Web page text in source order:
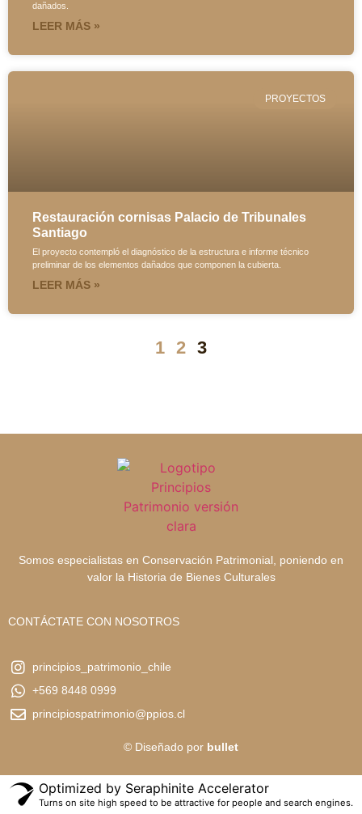
dañados.
LEER MÁS »
PROYECTOS
Restauración cornisas Palacio de Tribunales
Santiago
El proyecto contempló el diagnóstico de la estructura e informe técnico
preliminar de los elementos dañados que componen la cubierta.
LEER MÁS »
1 2 3
Somos especialistas en Conservación Patrimonial, poniendo en
valor la Historia de Bienes Culturales
CONTÁCTATE CON NOSOTROS
principios_patrimonio_chile
+569 8448 0999
principiospatrimonio@ppios.cl
© Diseñado por bullet
Optimized by Seraphinite Accelerator
Turns on site high speed to be attractive for people and search engines.